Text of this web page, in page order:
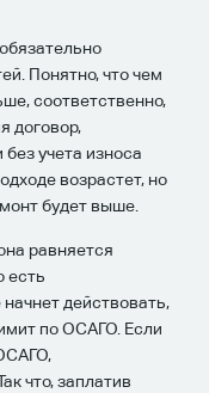
Понятно, что чем
соответственно,
договор,
учета износа
возрастет, но
будет выше.
равняется
есть
действовать,
по ОСАГО. Если
что, заплатив